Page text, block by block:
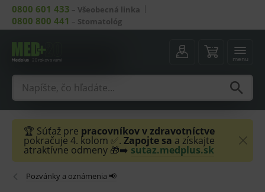
0800 601 433 – Všeobecná linka
0800 800 441 – Stomatológ
menu
🏆 Súťaž pre pracovníkov v zdravotníctve
pokračuje 4. kolom ✅. Zapojte sa a získajte
atraktívne odmeny 🎁➡️ sutaz.medplus.sk
Pozvánky a oznámenia 📢